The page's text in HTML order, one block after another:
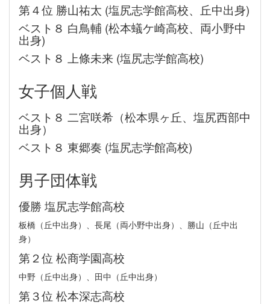
第４位 勝山祐太 (塩尻志学館高校、丘中出身)
ベスト８ 白鳥輔 (松本蟻ケ崎高校、両小野中
出身)
ベスト８ 上條未来 (塩尻志学館高校)
女子個人戦
ベスト８ 二宮咲希（松本県ヶ丘、塩尻西部中
出身）
ベスト８ 東郷奏 (塩尻志学館高校)
男子団体戦
優勝 塩尻志学館高校
板橋（丘中出身）、長尾（両小野中出身）、勝山（丘中出
身）
第２位 松商学園高校
中野（丘中出身）、田中（丘中出身）
第３位 松本深志高校